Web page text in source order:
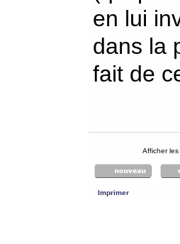
en lui
dans la
fait de
Afficher
Imprimer